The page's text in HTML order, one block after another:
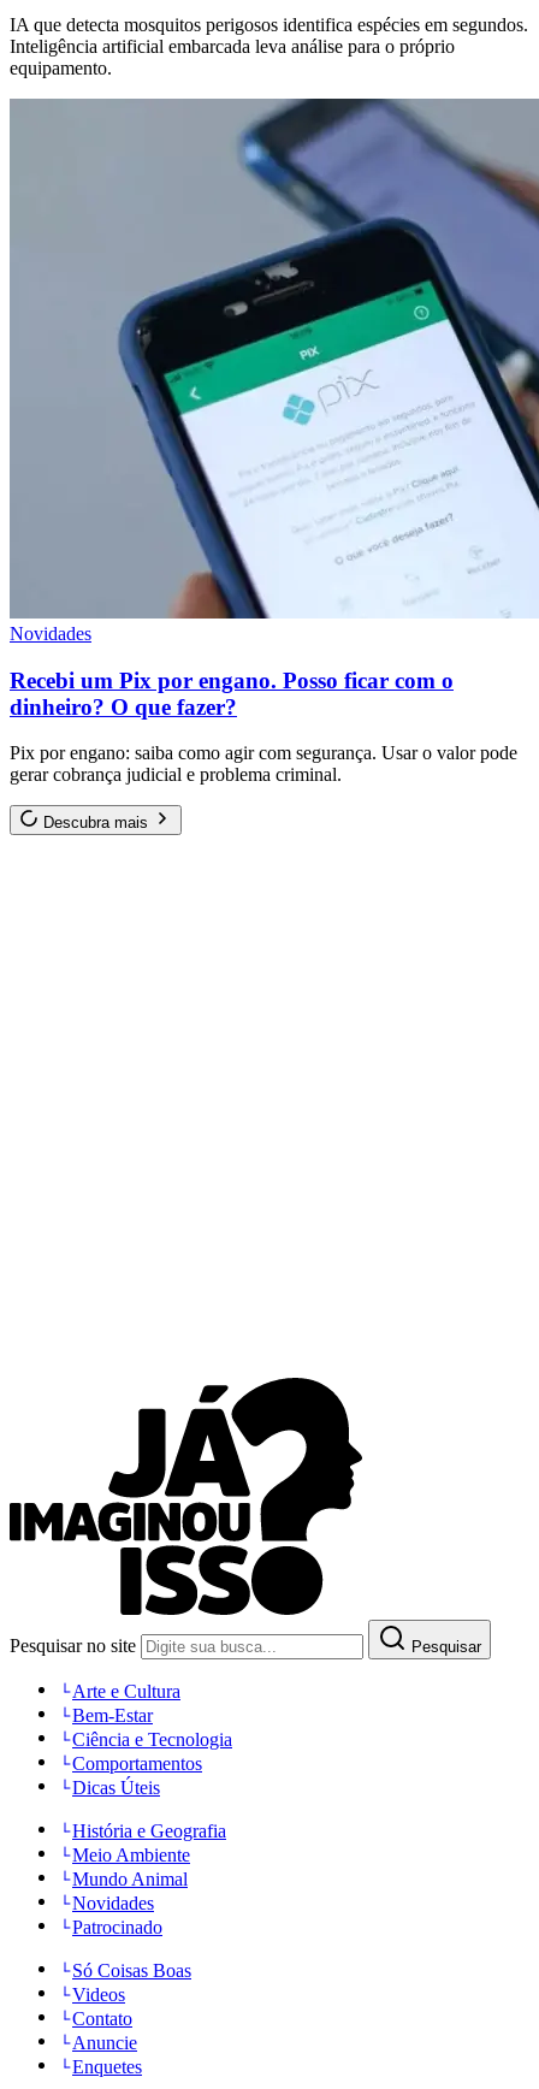
IA que detecta mosquitos perigosos identifica espécies em segundos.
Inteligência artificial embarcada leva análise para o próprio
equipamento.
Novidades
Recebi um Pix por engano. Posso ficar com o
dinheiro? O que fazer?
Pix por engano: saiba como agir com segurança. Usar o valor pode
gerar cobrança judicial e problema criminal.
Descubra mais
Pesquisar no site Pesquisar
Arte e Cultura
Bem-Estar
Ciência e Tecnologia
Comportamentos
Dicas Úteis
História e Geografia
Meio Ambiente
Mundo Animal
Novidades
Patrocinado
Só Coisas Boas
Videos
Contato
Anuncie
Enquetes